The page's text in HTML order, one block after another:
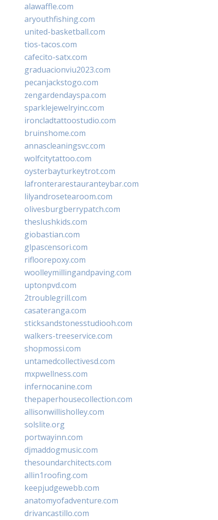
alawaffle.com
aryouthfishing.com
united-basketball.com
tios-tacos.com
cafecito-satx.com
graduacionviu2023.com
pecanjackstogo.com
zengardendayspa.com
sparklejewelryinc.com
ironcladtattoostudio.com
bruinshome.com
annascleaningsvc.com
wolfcitytattoo.com
oysterbayturkeytrot.com
lafronterarestauranteybar.com
lilyandrosetearoom.com
olivesburgberrypatch.com
theslushkids.com
giobastian.com
glpascensori.com
rifloorepoxy.com
woolleymillingandpaving.com
uptonpvd.com
2troublegrill.com
casateranga.com
sticksandstonesstudiooh.com
walkers-treeservice.com
shopmossi.com
untamedcollectivesd.com
mxpwellness.com
infernocanine.com
thepaperhousecollection.com
allisonwillisholley.com
solslite.org
portwayinn.com
djmaddogmusic.com
thesoundarchitects.com
allin1roofing.com
keepjudgewebb.com
anatomyofadventure.com
drivancastillo.com